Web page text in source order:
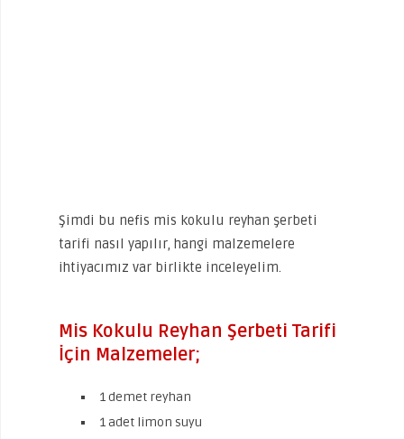
Şimdi bu nefis mis kokulu reyhan şerbeti
tarifi nasıl yapılır, hangi malzemelere
ihtiyacımız var birlikte inceleyelim.
Mis Kokulu Reyhan Şerbeti Tarifi
İçin Malzemeler;
1 demet reyhan
1 adet limon suyu